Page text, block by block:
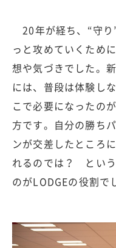
20年が経ち、“守り
っと攻めていくため
想や気づきでした。
には、普段は体験し
こで必要になったの
方です。自分の勝ち
ンが交差したところ
れるのでは？ とい
のがLODGEの役割で